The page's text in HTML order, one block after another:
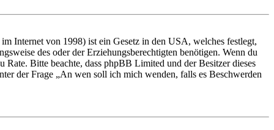
Internet von 1998) ist ein Gesetz in den USA, welches festlegt,
des oder der Erziehungsberechtigten benötigen. Wenn du
Bitte beachte, dass phpBB Limited und der Besitzer dieses
der Frage „An wen soll ich mich wenden, falls es Beschwerden